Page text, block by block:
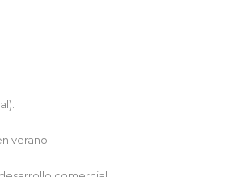
verano.